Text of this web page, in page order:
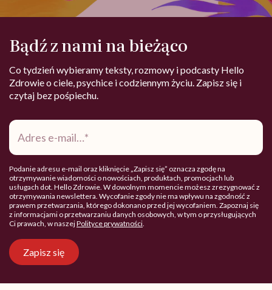
Bądź z nami na bieżąco
Co tydzień wybieramy teksty, rozmowy i podcasty Hello
Zdrowie o ciele, psychice i codziennym życiu. Zapisz się i
czytaj bez pośpiechu.
Adres
mail*
Podanie adresu e-mail oraz kliknięcie „Zapisz się” oznacza zgodę na
otrzymywanie wiadomości o nowościach, produktach, promocjach lub
usługach dot. Hello Zdrowie. W dowolnym momencie możesz zrezygnować z
otrzymywania newslettera. Wycofanie zgody nie ma wpływu na zgodność z
prawem przetwarzania, którego dokonano przed jej wycofaniem. Zapoznaj się
z informacjami o przetwarzaniu danych osobowych, w tym o przysługujących
Ci prawach, w naszejPolityce prywatności.
Zapisz się